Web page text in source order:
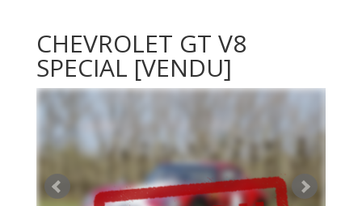
CHEVROLET GT V8
SPECIAL [VENDU]